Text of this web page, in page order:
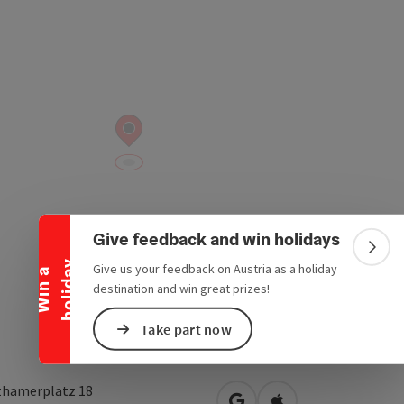
W
i
n
a
h
o
l
i
d
a y
Collapse banner Give feedback and win holidays
Give us your feedback on Austria as a holiday
destination and win great prizes!
Take part now
18